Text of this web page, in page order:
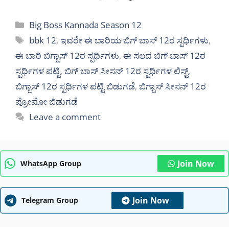
Categories
Big Boss Kannada Season 12
Tags
bbk 12,ಇವರೇ ಈ ಬಾರಿಯ ಬಿಗ್ ಬಾಸ್ 12ರ ಸ್ಪರ್ಧಿಗಳು,
ಈ ಬಾರಿ ಬಿಗ್ಬಾಸ್ 12ರ ಸ್ಪರ್ಧಿಗಳು, ಈ ಸಲದ ಬಿಗ್ ಬಾಸ್ 12ರ
ಸ್ಪರ್ಧಿಗಳ ಪಟ್ಟಿ, ಬಿಗ್ ಬಾಸ್‌ ಸೀಸನ್ 12ರ ಸ್ಪರ್ಧಿಗಳ ಲಿಸ್ಟ್,
ಬಿಗ್ಬಾಸ್ 12ರ ಸ್ಪರ್ಧಿಗಳ ಪಟ್ಟಿ ಬಿಡುಗಡೆ, ಬಿಗ್ಬಾಸ್ ಸೀಸನ್ 12ರ
ಪ್ರೋಮೋ ಬಿಡುಗಡೆ
Leave a comment
WhatsApp Group Join Now
Telegram Group Join Now